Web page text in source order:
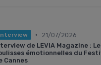
•
21/07/2026
de LEVIA Magazine :
émotionnelles du
Cannes